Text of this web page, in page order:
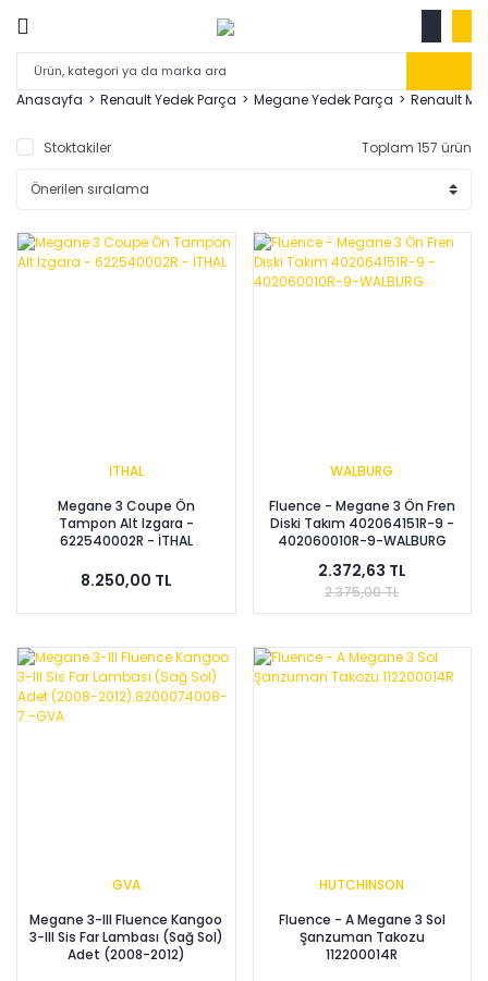
Anasayfa Renault Yedek Parça Megane Yedek Parça Renault
Stoktakiler Toplam 157 ürün
İTHAL
Megane 3 Coupe Ön
Tampon Alt Izgara -
622540002R - İTHAL
8.250,00 TL
WALBURG
Fluence - Megane 3 Ön Fren
Diski Takım 402064151R-9 -
402060010R-9-WALBURG
2.372,63 TL
2.375,00 TL
GVA
Megane 3-III Fluence Kangoo
3-III Sis Far Lambası (Sağ Sol)
Adet (2008-2012)
HUTCHINSON
Fluence - A Megane 3 Sol
Şanzuman Takozu
112200014R